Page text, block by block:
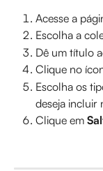
Acesse a
Escolha a
Dê um título
Clique no
Escolha os
deseja incluir
Clique em